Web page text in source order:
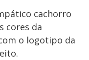
cachorro
cores da
o logotipo da